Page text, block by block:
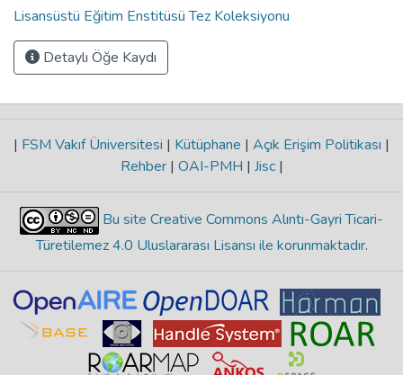
Lisansüstü Eğitim Enstitüsü Tez Koleksiyonu
Detaylı Öğe Kaydı
| FSM Vakıf Üniversitesi | Kütüphane | Açık Erişim Politikası |
Rehber | OAI-PMH | Jisc |
Bu site Creative Commons Alıntı-Gayri Ticari-
Türetilemez 4.0 Uluslararası Lisansı ile korunmaktadır.